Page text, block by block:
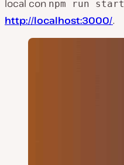
local con npm run start
http://localhost:3000/.